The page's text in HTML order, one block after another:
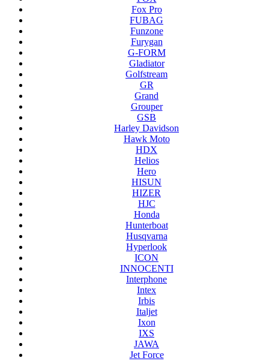
Fox Pro
FUBAG
Funzone
Furygan
G-FORM
Gladiator
Golfstream
GR
Grand
Grouper
GSB
Harley Davidson
Hawk Moto
HDX
Helios
Hero
HISUN
HIZER
HJC
Honda
Hunterboat
Husqvarna
Hyperlook
ICON
INNOCENTI
Interphone
Intex
Irbis
Italjet
Ixon
IXS
JAWA
Jet Force